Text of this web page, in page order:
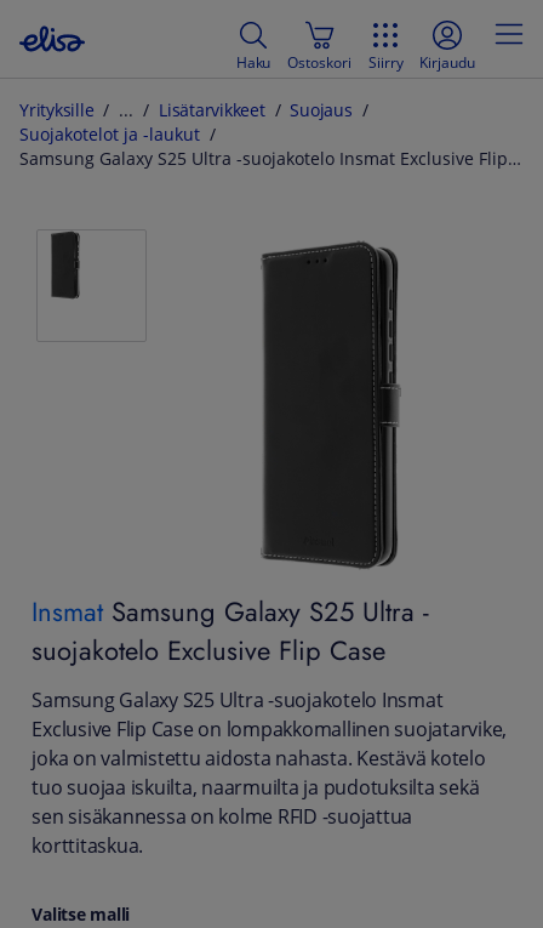
Haku Ostoskori Siirry Kirjaudu
Yrityksille Lisätarvikkeet
Suojaus
Suojakotelot ja -laukut
Samsung Galaxy S25 Ultra -suojakotelo Insmat Exclusive Flip Case
Insmat Samsung Galaxy S25 Ultra -
suojakotelo Exclusive Flip Case
Samsung Galaxy S25 Ultra -suojakotelo Insmat
Exclusive Flip Case on lompakkomallinen suojatarvike,
joka on valmistettu aidosta nahasta. Kestävä kotelo
tuo suojaa iskuilta, naarmuilta ja pudotuksilta sekä
sen sisäkannessa on kolme RFID -suojattua
korttitaskua.
Valitse malli